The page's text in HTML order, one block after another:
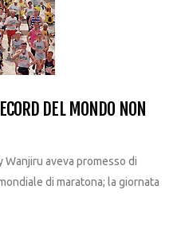
DEL MONDO NON
Wanjiru aveva promesso di
di maratona; la giornata